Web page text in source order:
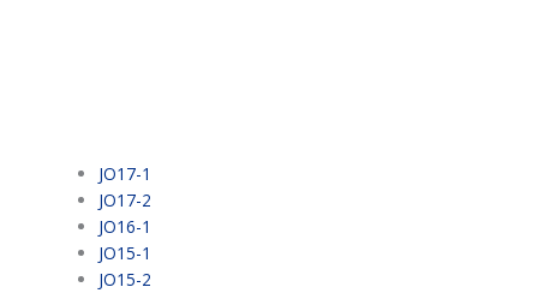
JO17-1
JO17-2
JO16-1
JO15-1
JO15-2